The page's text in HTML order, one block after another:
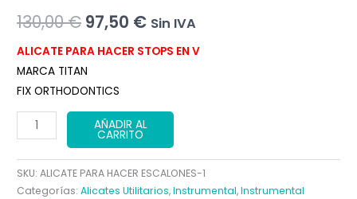
130,00€ El
precio
original
era:
130,00 €.
97,50 €El
precio
es:
97,50 €.
Sin IVA
ALICATE PARA HACER STOPS EN V
MARCA TITAN
FIX ORTHODONTICS
ALICATE
PARA
HACER
STOPS
AÑADIR AL
CARRITO
SKU:ALICATE PARA HACER ESCALONES-1
Categorías:Alicates Utilitarios,Instrumental,Instrumental